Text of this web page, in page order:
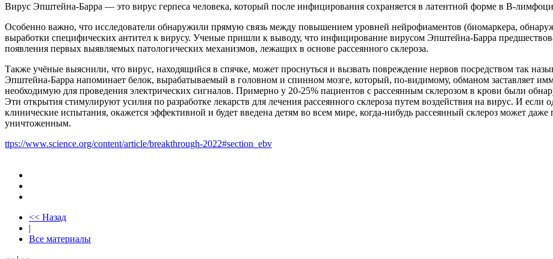
Вирус Эпштейна-Барра — это вирус герпеса человека, который после инфицирования сохраняется в латентной форме в В-
Особенно важно, что исследователи обнаружили прямую связь между повышением уровней нейрофиаментов (биомаркера,
выработки специфических антител к вирусу. Ученые пришли к выводу, что инфицирование вирусом Эпштейна-Барра
появления первых выявляемых патологических механизмов, лежащих в основе рассеянного склероза.
Также учёные выяснили, что вирус, находящийся в спячке, может проснуться и вызвать повреждение нервов посредством так
Эпштейна-Барра напоминает белок, вырабатываемый в головном и спинном мозге, который, по-видимому, обманом заставляет
необходимую для проведения электрических сигналов. Примерно у 20-25% пациентов с рассеянным склерозом в крови были
Эти открытия стимулируют усилия по разработке лекарств для лечения рассеянного склероза путем воздействия на вирус. И
клинические испытания, окажется эффективной и будет введена детям во всем мире, когда-нибудь рассеянный склероз может
уничтоженным.
ttps://www.science.org/content/article/breakthrough-2022#section_ebv
<< Назад
|
Все материалы